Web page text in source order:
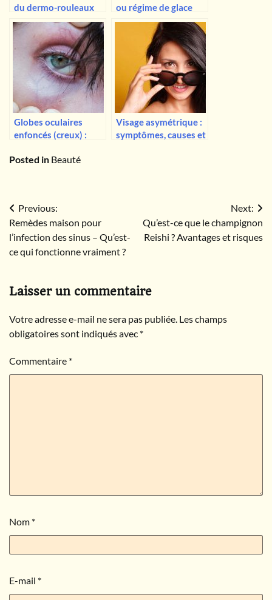
du dermo-rouleaux
pour la pousse des
cheveux ? Cela
fonctionne-t-il
vraiment ?
ou régime de glace
pour la perte de poids,
est-ce que ça marche
vraiment ? Non !
Globes oculaires
enfoncés (creux) :
traitement
Visage asymétrique :
symptômes, causes et
Posted in Beauté
Navigation
de
l’article
Previous:
Remèdes maison pour
l’infection des sinus – Qu’est-
ce qui fonctionne vraiment ?
Next:
Qu’est-ce que le champignon
Reishi ? Avantages et risques
Laisser un commentaire
Votre adresse e-mail ne sera pas publiée. Les champs
obligatoires sont indiqués avec *
Commentaire *
Nom *
E-mail *